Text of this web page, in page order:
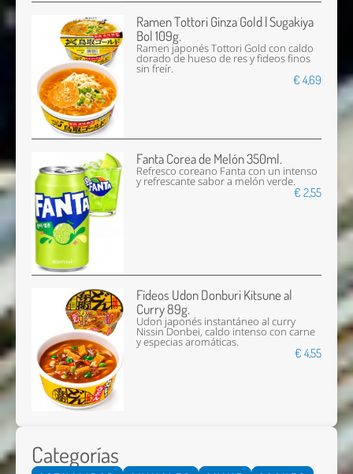
Ramen Tottori Ginza Gold | Sugakiya
Bol 109g.
Ramen japonés Tottori Gold con caldo
dorado de hueso de res y fideos finos
sin freír.
€ 4,69
Fanta Corea de Melón 350ml.
Refresco coreano Fanta con un intenso
y refrescante sabor a melón verde.
€ 2,55
Fideos Udon Donburi Kitsune al
Curry 89g.
Udon japonés instantáneo al curry
Nissin Donbei, caldo intenso con carne
y especias aromáticas.
€ 4,55
Categorías